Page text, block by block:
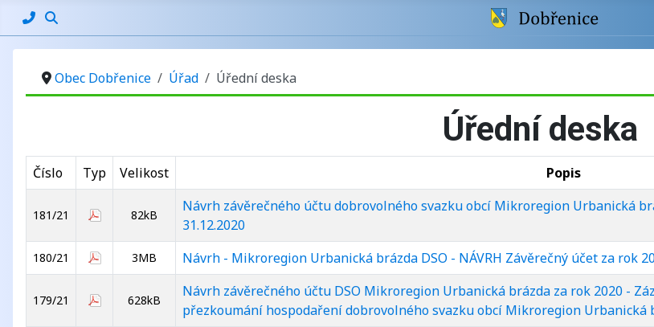
Obec Dobřenice Úřad Úřední deska
Úřední deska
Číslo Typ Velikost Popis
181/21 82kB
Návrh závěrečného účtu dobrovolného svazku obcí Mikroregion Urbanická
31.12.2020
180/21 3MB Návrh - Mikroregion Urbanická brázda DSO - NÁVRH Závěrečný účet za rok
179/21 628kB
Návrh závěrečného účtu DSO Mikroregion Urbanická brázda za rok 2020 -
přezkoumání hospodaření dobrovolného svazku obcí Mikroregion Urbanická